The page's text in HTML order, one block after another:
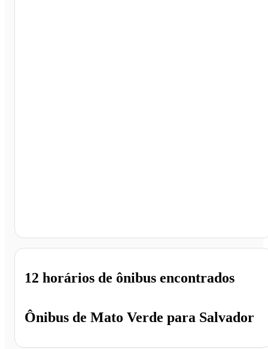
Ônibus de Mato Verde para Salvador
12 horários de ônibus encontrados